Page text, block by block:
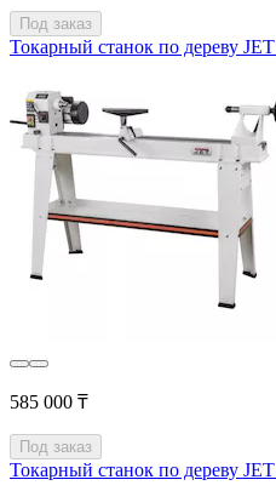
Под заказ
Токарный станок по дереву
585 000 ₸
Под заказ
Токарный станок по дереву